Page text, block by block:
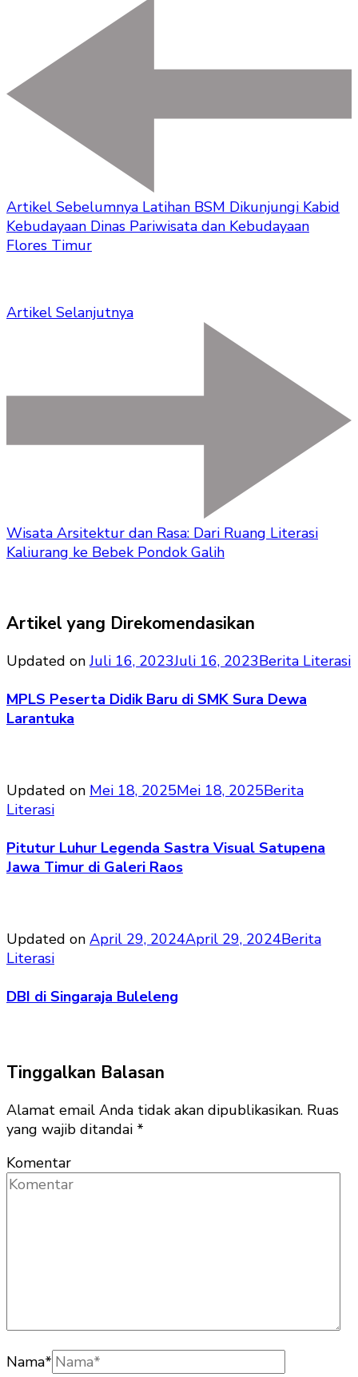
Artikel Sebelumnya Latihan BSM Dikunjungi Kabid
Kebudayaan Dinas Pariwisata dan Kebudayaan
Flores Timur
Artikel Selanjutnya
Wisata Arsitektur dan Rasa: Dari Ruang Literasi
Kaliurang ke Bebek Pondok Galih
Artikel yang Direkomendasikan
Updated onJuli 16, 2023Juli 16, 2023Berita Literasi
MPLS Peserta Didik Baru di SMK Sura Dewa
Larantuka
Updated on Mei 18, 2025Mei 18, 2025Berita
Literasi
Pitutur Luhur Legenda Sastra Visual Satupena
Jawa Timur di Galeri Raos
Updated on April 29, 2024April 29, 2024Berita
Literasi
DBI di Singaraja Buleleng
Tinggalkan Balasan
Alamat email Anda tidak akan dipublikasikan. Ruas
yang wajib ditandai *
Komentar
Nama*